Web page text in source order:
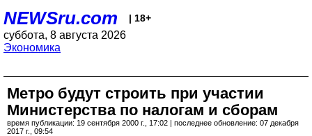
NEWSru.com | 18+
суббота, 8 августа 2026
Экономика
Метро будут строить при участии
Министерства по налогам и сборам
время публикации: 19 сентября 2000 г., 17:02 | последнее обновление: 07 декабря
2017 г., 09:54